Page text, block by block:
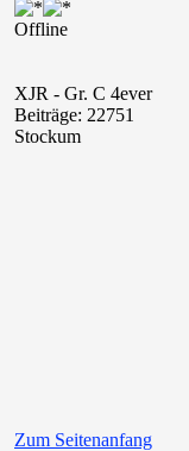
Offline
XJR - Gr. C 4ever
Beiträge: 22751
Stockum
Zum Seitenanfang